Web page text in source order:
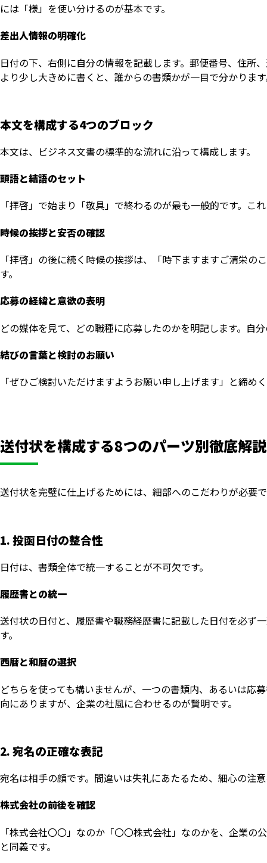
には「様」を使い分けるのが基本です。
差出人情報の明確化
日付の下、右側に自分の情報を記載します。郵便番号、住所
より少し大きめに書くと、誰からの書類かが一目で分かりま
本文を構成する4つのブロック
本文は、ビジネス文書の標準的な流れに沿って構成します。
頭語と結語のセット
「拝啓」で始まり「敬具」で終わるのが最も一般的です。
時候の挨拶と安否の確認
「拝啓」の後に続く時候の挨拶は、「時下ますますご清栄
す。
応募の経緯と意欲の表明
どの媒体を見て、どの職種に応募したのかを明記します。自
結びの言葉と検討のお願い
「ぜひご検討いただけますようお願い申し上げます」と締
送付状を構成する8つのパーツ別徹底解説
送付状を完璧に仕上げるためには、細部へのこだわりが必要
1. 投函日付の整合性
日付は、書類全体で統一することが不可欠です。
履歴書との統一
送付状の日付と、履歴書や職務経歴書に記載した日付を必ず
す。
西暦と和暦の選択
どちらを使っても構いませんが、一つの書類内、あるいは応
向にありますが、企業の社風に合わせるのが賢明です。
2. 宛名の正確な表記
宛名は相手の顔です。間違いは失礼にあたるため、細心の注
株式会社の前後を確認
「株式会社〇〇」なのか「〇〇株式会社」なのかを、企業
と同義です。